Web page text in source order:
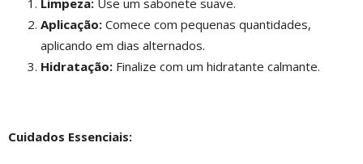
Aplicação: Comece com pequenas quantidades,
aplicando em dias alternados.
Hidratação: Finalize com um hidratante calmante.
Cuidados Essenciais: